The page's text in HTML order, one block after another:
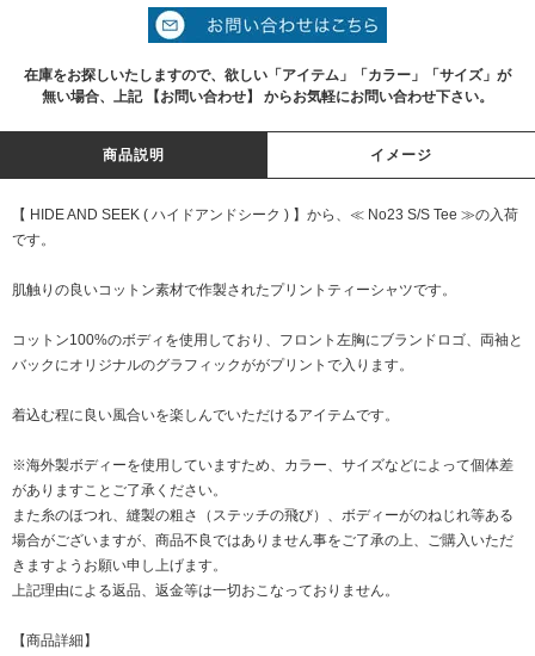
在庫をお探しいたしますので、欲しい「アイテム」「カラー」「サイズ」が
無い場合、上記 【お問い合わせ】 からお気軽にお問い合わせ下さい。
商品説明 イメージ
【 HIDE AND SEEK ( ハイドアンドシーク ) 】から、≪ No23 S/S Tee ≫の入荷
です。
肌触りの良いコットン素材で作製されたプリントティーシャツです。
コットン100%のボディを使用しており、フロント左胸にブランドロゴ、両袖と
バックにオリジナルのグラフィックががプリントで入ります。
着込む程に良い風合いを楽しんでいただけるアイテムです。
※海外製ボディーを使用していますため、カラー、サイズなどによって個体差
がありますことご了承ください。
また糸のほつれ、縫製の粗さ（ステッチの飛び）、ボディーがのねじれ等ある
場合がございますが、商品不良ではありません事をご了承の上、ご購入いただ
きますようお願い申し上げます。
上記理由による返品、返金等は一切おこなっておりません。
【商品詳細】